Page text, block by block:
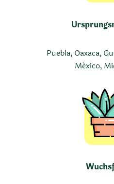
Puebla, Oaxaca,
México,